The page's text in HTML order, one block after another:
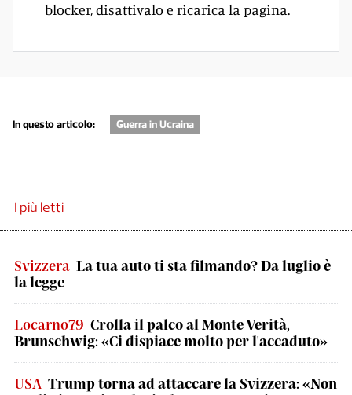
blocker, disattivalo e ricarica la pagina.
In questo articolo: Guerra in Ucraina
I più letti
Svizzera La tua auto ti sta filmando? Da luglio è
la legge
Locarno79 Crolla il palco al Monte Verità,
Brunschwig: «Ci dispiace molto per l'accaduto»
USA Trump torna ad attaccare la Svizzera: «Non